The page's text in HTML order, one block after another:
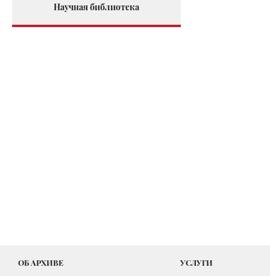
Научная библиотека
ОБ АРХИВЕ УСЛУГИ